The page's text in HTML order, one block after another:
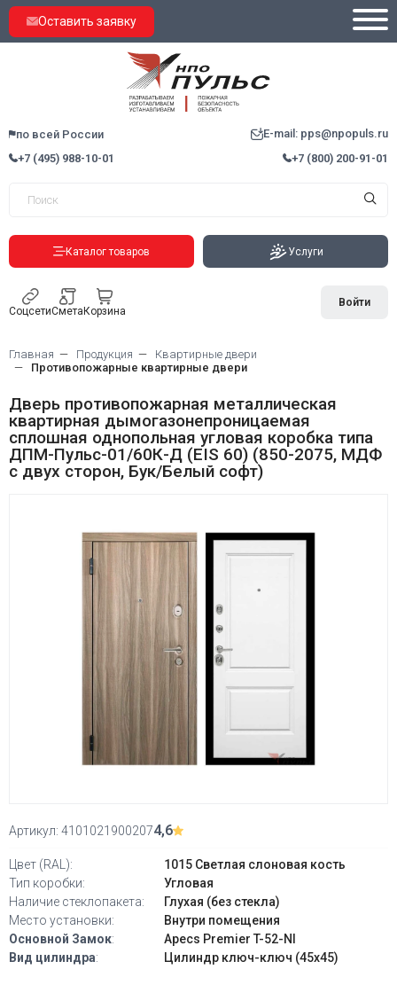
Оставить заявку
по всей России
E-mail: pps@npopuls.ru
+7 (495) 988-10-01
+7 (800) 200-91-01
Каталог товаров Услуги
СоцсетиСметаКорзина
Войти
Главная Продукция
Квартирные двери
Противопожарные квартирные двери
Дверь противопожарная металлическая
квартирная дымогазонепроницаемая
сплошная однопольная угловая коробка типа
ДПМ-Пульс-01/60К-Д (EIS 60) (850-2075, МДФ
с двух сторон, Бук/Белый софт)
Артикул: 41010219002074,6
Цвет (RAL):
1015 Светлая слоновая кость
Тип коробки:
Угловая
Наличие стеклопакета:
Глухая (без стекла)
Место установки:
Внутри помещения
Основной Замок:
Apecs Premier T-52-NI
Вид цилиндра: Цилиндр ключ-ключ (45х45)